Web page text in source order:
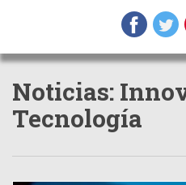
Noticias:
Tecnología